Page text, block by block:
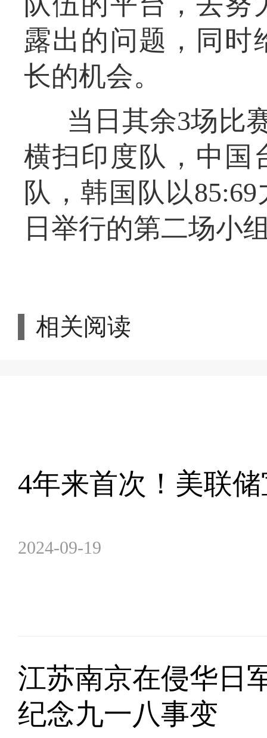
露出的问题，同时
长的机会。
当日其余3场比
横扫印度队，中国
队，韩国队以
日举行的第二场小
相关阅读
4年来首次！美联
2024-09-19
江苏南京在侵华日
纪念九一八事变